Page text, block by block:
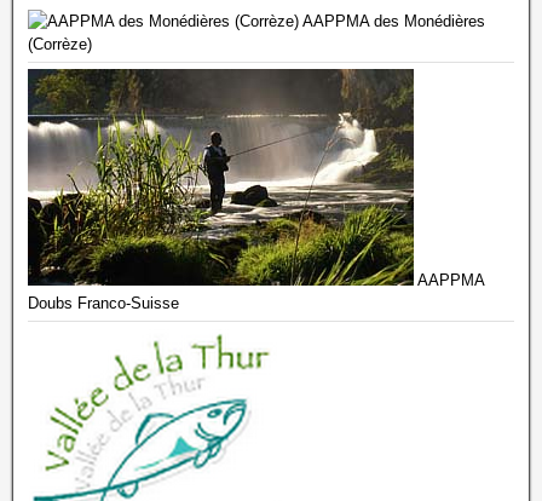
AAPPMA des Monédières
(Corrèze)
AAPPMA
Doubs Franco-Suisse